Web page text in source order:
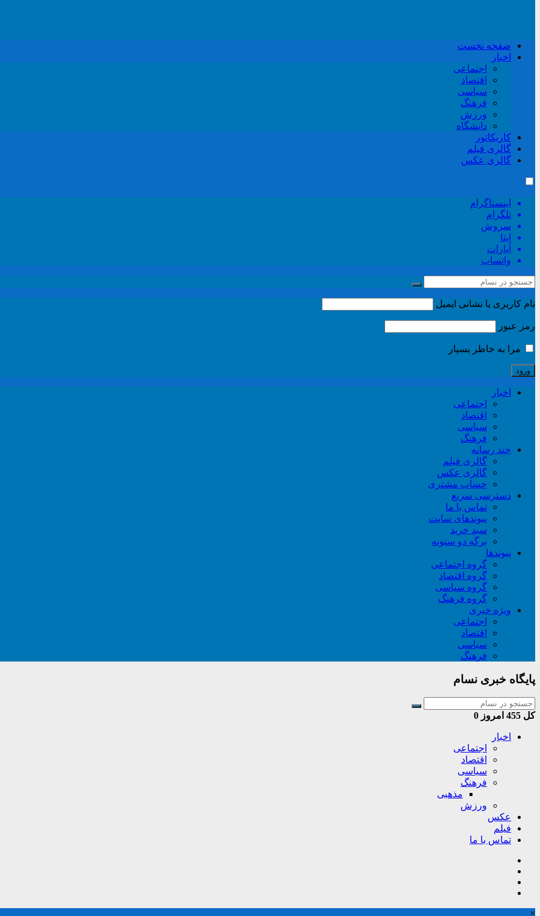
صفحه نخست
اخبار
اجتماعی
اقتصاد
سیاسی
فرهنگ
ورزش
دانشگاه
کاریکاتور
گالری فیلم
گالری عکس
اینستاگرام
تلگرام
سروش
ایتا
آپارات
واتساپ
نام کاربری یا نشانی ایمیل
رمز عبور
مرا به خاطر بسپار
اخبار
اجتماعی
اقتصاد
سیاسی
فرهنگ
چند رسانه
گالری فیلم
گالری عکس
حساب مشتری
دسترسی سریع
تماس با ما
پیوندهای سایت
سبد خريد
برگه دو ستونه
پیوندها
گروه اجتماعی
گروه اقتصاد
گروه سیاسی
گروه فرهنگ
ویژه خبری
اجتماعی
اقتصاد
سیاسی
فرهنگ
پایگاه خبری نسام
کل امروز 0
اخبار
اجتماعی
اقتصاد
سیاسی
فرهنگ
مذهبی
ورزش
عکس
فیلم
تماس با ما
×